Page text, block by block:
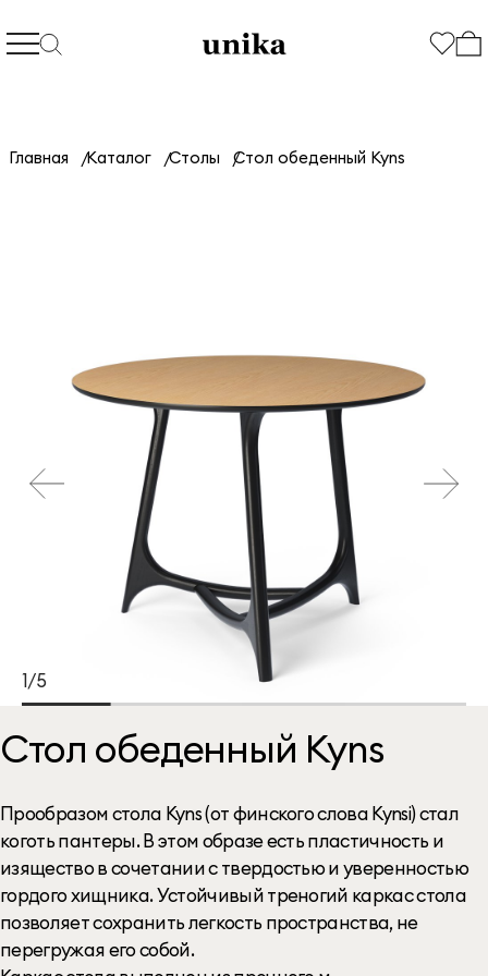
Главная Каталог Столы Стол обеденный Kyns
1/5
Стол обеденный Kyns
Прообразом стола Kyns (от финского слова Kynsi) стал
коготь пантеры. В этом образе есть пластичность и
изящество в сочетании с твердостью и уверенностью
гордого хищника. Устойчивый треногий каркас стола
позволяет сохранить легкость пространства, не
перегружая его собой.